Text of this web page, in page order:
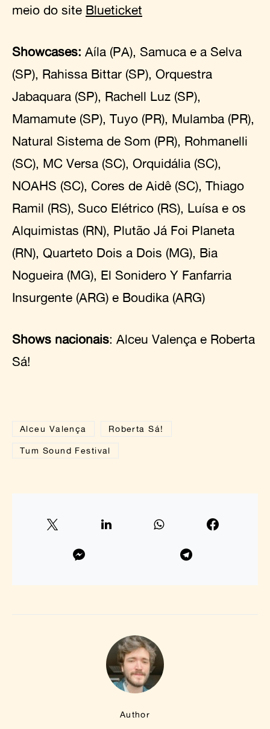
meio do site Blueticket
Showcases: Aíla (PA), Samuca e a Selva
(SP), Rahissa Bittar (SP), Orquestra
Jabaquara (SP), Rachell Luz (SP),
Mamamute (SP), Tuyo (PR), Mulamba (PR),
Natural Sistema de Som (PR), Rohmanelli
(SC), MC Versa (SC), Orquidália (SC),
NOAHS (SC), Cores de Aidê (SC), Thiago
Ramil (RS), Suco Elétrico (RS), Luísa e os
Alquimistas (RN), Plutão Já Foi Planeta
(RN), Quarteto Dois a Dois (MG), Bia
Nogueira (MG), El Sonidero Y Fanfarria
Insurgente (ARG) e Boudika (ARG)
Shows nacionais: Alceu Valença e Roberta
Sá!
Alceu Valença Roberta Sá!
Tum Sound Festival
Author